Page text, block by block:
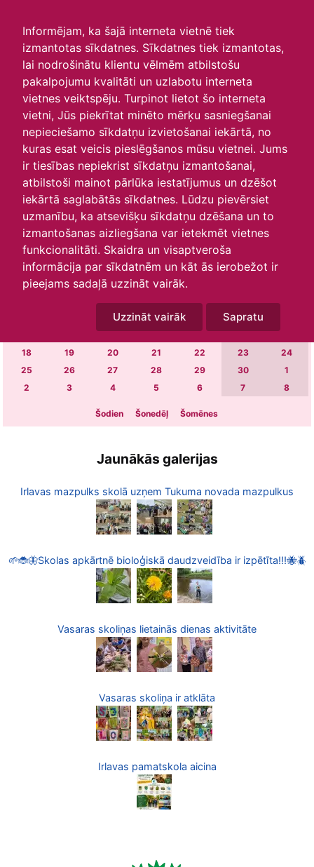
Informējam, ka šajā interneta vietnē tiek
izmantotas sīkdatnes. Sīkdatnes tiek izmantotas,
lai nodrošinātu klientu vēlmēm atbilstošu
pakalpojumu kvalitāti un uzlabotu interneta
vietnes veiktspēju. Turpinot lietot šo interneta
vietni, Jūs piekrītat minēto mērķu sasniegšanai
nepieciešamo sīkdatņu izvietošanai iekārtā, no
kuras esat veicis pieslēgšanos mūsu vietnei. Jums
ir tiesības nepiekrist sīkdatņu izmantošanai,
atbilstoši mainot pārlūka iestatījumus un dzēšot
iekārtā saglabātās sīkdatnes. Lūdzu pievērsiet
uzmanību, ka atsevišķu sīkdatņu dzēšana un to
izmantošanas aizliegšana var ietekmēt vietnes
funkcionalitāti. Skaidra un visaptveroša
informācija par sīkdatnēm un kāt ās ierobežot ir
pieejams sadaļā uzzināt vairāk.
Uzzināt vairāk Sapratu
Skats :
Aktuālie
Šodien Šonedēļ
Šomēnes
Arhīvs
O T S
6 7 9
13 14 15 16
18
19 20 21 22 23
24
25
26 27 28 29 30
1
2
3 4 5 6 7 8
Šodien Šonedēļ Šomēnes
Jaunākās galerijas
Irlavas mazpulks skolā uzņem Tukuma novada mazpulkus
🌱🐞🦋Skolas apkārtnē bioloģiskā daudzveidība ir izpētīta!!!🐝🪲
Vasaras skoliņas lietainās dienas aktivitāte
Vasaras skoliņa ir atklāta
Irlavas pamatskola aicina